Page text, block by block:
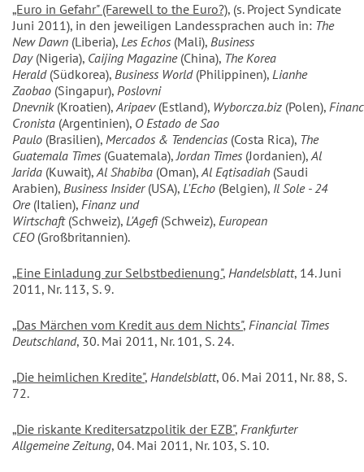
„Euro in Gefahr" (Farewell to the Euro?), (s. Project Syndicate
Juni 2011), in den jeweiligen Landessprachen auch in: The
New Dawn (Liberia), Les Echos (Mali), Business
Day (Nigeria), Caijing Magazine(China), The Korea
Herald (Südkorea), Business World (Philippinen), Lianhe
Zaobao (Singapur), Poslovni
Dnevnik (Kroatien),Aripaev(Estland), Wyborcza.biz (Polen),
Cronista (Argentinien), O Estado de Sao
Paulo (Brasilien), Mercados & Tendencias (Costa Rica), The
Guatemala Times (Guatemala),Jordan Times (Jordanien),Al
Jarida (Kuwait),Al Shabiba (Oman),Al Eqtisadiah (Saudi
Arabien), Business Insider(USA), L'Echo (Belgien), Il Sole - 24
Ore (Italien), Finanz und
Wirtschaft(Schweiz), L'Agefi(Schweiz), European
CEO (Großbritannien).
„Eine Einladung zur Selbstbedienung", Handelsblatt, 14. Juni
2011, Nr. 113, S. 9.
„Das Märchen vom Kredit aus dem Nichts", Financial Times
Deutschland, 30. Mai 2011, Nr. 101, S. 24.
„Die heimlichen Kredite", Handelsblatt, 06. Mai 2011, Nr. 88, S.
72.
„Die riskante Kreditersatzpolitik der EZB", Frankfurter
Allgemeine Zeitung, 04. Mai 2011, Nr. 103, S. 10.